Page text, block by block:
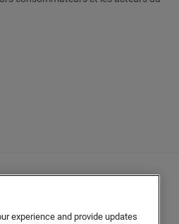
de confidentialité
experience and provide updates